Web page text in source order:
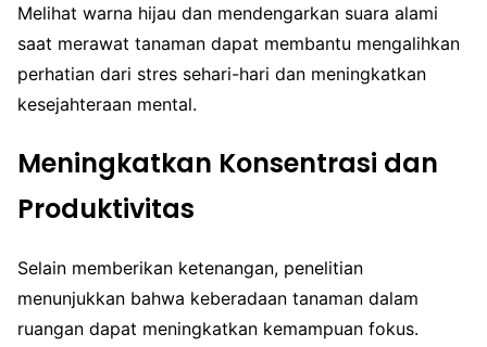
Melihat warna hijau dan mendengarkan suara alami
saat merawat tanaman dapat membantu mengalihkan
perhatian dari stres sehari-hari dan meningkatkan
kesejahteraan mental.
Meningkatkan Konsentrasi dan
Produktivitas
Selain memberikan ketenangan, penelitian
menunjukkan bahwa keberadaan tanaman dalam
ruangan dapat meningkatkan kemampuan fokus.